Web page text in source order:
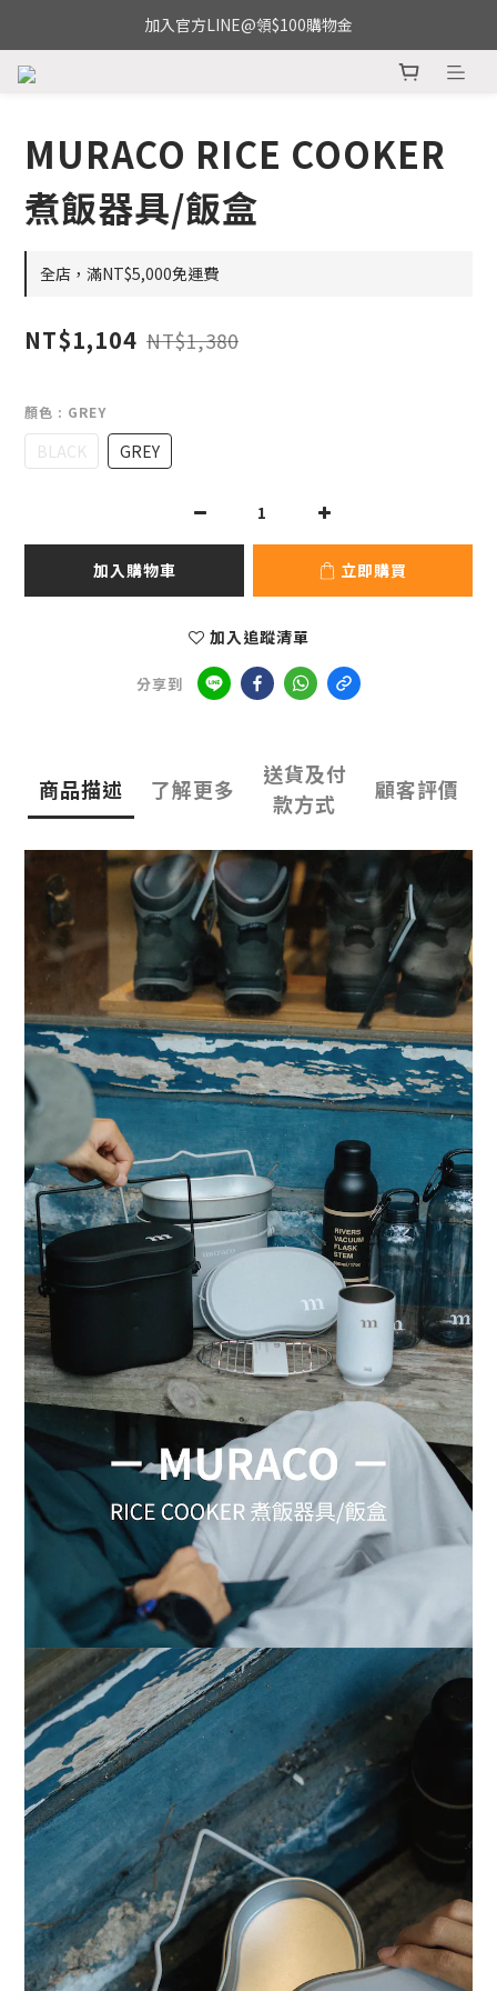
加入官方LINE@領$100購物金
MURACO RICE COOKER
煮飯器具/飯盒
全店，滿NT$5,000免運費
NT$1,104 NT$1,380
顏色 : GREY
BLACK GREY
加入購物車 立即購買
加入追蹤清單
分享到
商品描述 了解更多
送貨及付
款方式
顧客評價